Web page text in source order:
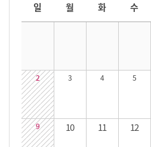
일 월 화 수
2 3 4 5
9 10 11 12